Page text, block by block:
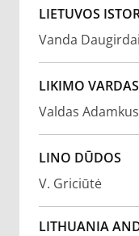
LIETUVOS
Vanda
LIKIMO
Valdas Adamkus
LINO DŪDOS
V. Griciūtė
LITHUANIA